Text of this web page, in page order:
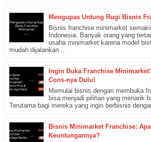
Mengupas Untung Rugi Bisnis
Bisnis franchise minimarket
Indonesia. Banyak orang yang
usaha minimarket karena model
mudah dijalankan...
Ingin Buka Franchise
Cons-nya Dulu!
Memulai bisnis dengan membuka
bisa menjadi pilihan yang menarik
Terutama bagi mereka yang ingin berbisnis
Bisnis Minimarket Franchise:
Keuntungannya?